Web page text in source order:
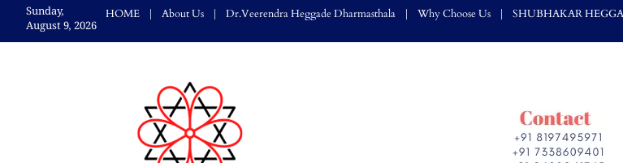
content
Sunday,
August 9, 2026
HOME About Us Dr.Veerendra Heggade Dharmasthala Why Choose Us SHUBHAKAR